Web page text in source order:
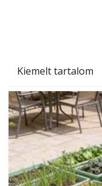
Kiemelt tartalom